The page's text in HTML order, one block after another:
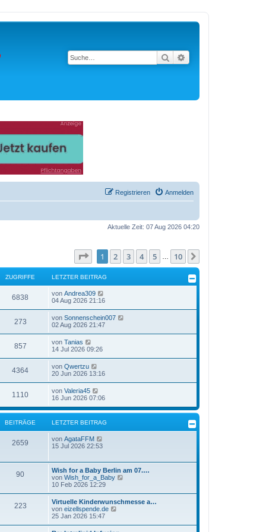
Suche
Anmelden
Registrieren
Aktuelle Zeit: 07 Aug 2026 04:20
Seite von10
1 2 3 4 5 10
ZUGRIFFE LETZTER BEITRAG
6838 von Andrea309
04 Aug 2026 21:16
273 von Sonnenschein007
02 Aug 2026 21:47
857 von Tanias
14 Jul 2026 09:26
4364 von Qwertzu
20 Jun 2026 13:16
1110 von Valeria45
16 Jun 2026 07:06
BEITRÄGE LETZTER BEITRAG
2659 von AgataFFM
s
t
e
r
B
e
i
t
r
a
15 Jul 2026 22:53
90
Wish for a Baby Berlin am 07.…
von Wish_for_a_Baby
s
r
10 Feb 2026 12:29
223
Virtuelle Kinderwunschmesse a…
von eizellspende.de
25 Jan 2026 15:47